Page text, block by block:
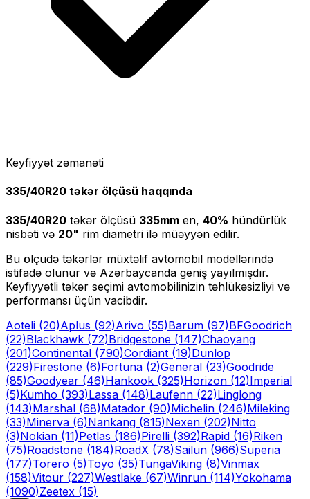
Keyfiyyət zəmanəti
335/40R20 təkər ölçüsü haqqında
335/40R20 təkər ölçüsü 335mm en, 40% hündürlük
nisbəti və 20" rim diametri ilə müəyyən edilir.
Bu ölçüdə təkərlər müxtəlif avtomobil modellərində
istifadə olunur və Azərbaycanda geniş yayılmışdır.
Keyfiyyətli təkər seçimi avtomobilinizin təhlükəsizliyi və
performansı üçün vacibdir.
Aoteli (20)Aplus (92)Arivo (55)Barum (97)BFGoodrich
(22)Blackhawk (72)Bridgestone (147)Chaoyang
(201)Continental (790)Cordiant (19)Dunlop
(229)Firestone (6)Fortuna (2)General (23)Goodride
(85)Goodyear (46)Hankook (325)Horizon (12)Imperial
(5)Kumho (393)Lassa (148)Laufenn (22)Linglong
(143)Marshal (68)Matador (90)Michelin (246)Mileking
(33)Minerva (6)Nankang (815)Nexen (202)Nitto
(3)Nokian (11)Petlas (186)Pirelli (392)Rapid (16)Riken
(75)Roadstone (184)RoadX (78)Sailun (966)Superia
(177)Torero (5)Toyo (35)TungaViking (8)Vinmax
(158)Vitour (227)Westlake (67)Winrun (114)Yokohama
(1090)Zeetex (15)